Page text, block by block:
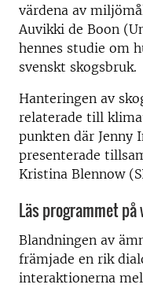
värdena av
Auvikki de Boon
hennes studie om
svenskt skogsbruk.
Hanteringen av
relaterade till
punkten där Jenny
presenterade
Kristina Blennow
Läs programmet på
Blandningen av
främjade en rik
interaktionerna